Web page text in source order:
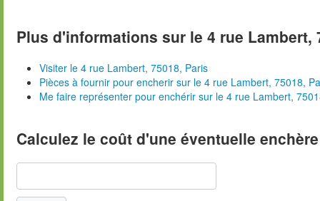
Plus d'informations sur le 4 rue Lambert,
Visiter le 4 rue Lambert, 75018, Paris
Pièces à fournir pour encherir sur le 4 rue Lambert, 75018,
Me faire représenter pour enchérir sur le 4 rue Lambert,
Calculez le coût d'une éventuelle